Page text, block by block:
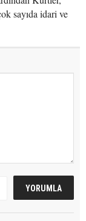
sayıda idari ve